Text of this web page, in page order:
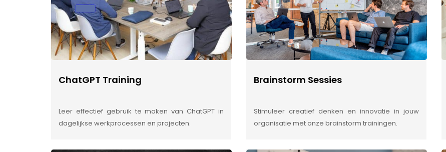
ChatGPT Training
Leer effectief gebruik te maken van ChatGPT in
dagelijkse werkprocessen en projecten.
Brainstorm Sessies
Stimuleer creatief denken en innovatie in jouw
organisatie met onze brainstorm trainingen.